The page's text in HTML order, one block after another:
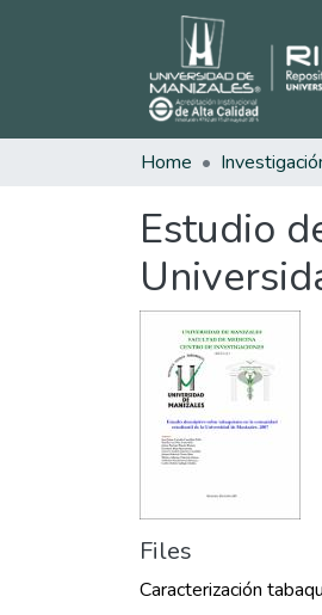
Home
Estudio
Files
Caracterización